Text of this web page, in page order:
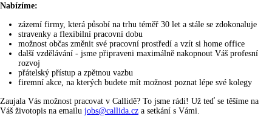
Nabízíme:
zázemí firmy, která působí na trhu téměř 30 let a stále se zdokonaluje
stravenky a flexibilní pracovní dobu
možnost občas změnit své pracovní prostředí a vzít si home office
další vzdělávání - jsme připraveni maximálně nakopnout Váš profesní
rozvoj
přátelský přístup a zpětnou vazbu
firemní akce, na kterých budete mít možnost poznat lépe své kolegy
Zaujala Vás možnost pracovat v Callidě? To jsme rádi! Už teď se těšíme na
Váš životopis na emailu jobs@callida.cz a setkání s Vámi.